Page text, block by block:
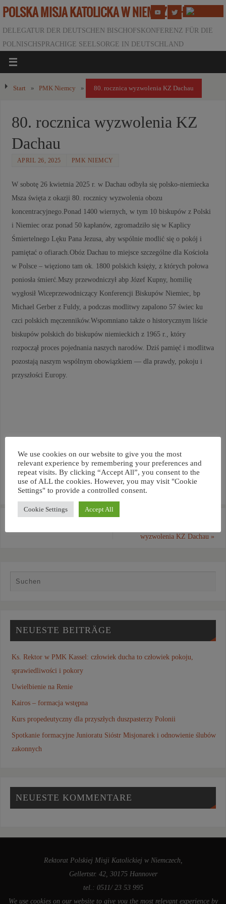
POLSKA MISJA KATOLICKA W NIEMCZECH
DELEGATUR DER DEUTSCHEN BISCHOFSKONFERENZ FÜR DIE
POLNISCHSPRACHIGE SEELSORGE IN DEUTSCHLAND
Start » PMK Niemcy » 80. rocznica wyzwolenia KZ Dachau
80. rocznica wyzwolenia KZ
Dachau
APRIL 26, 2025 PMK NIEMCY
W sobotę 26 kwietnia 2025 r. w Dachau odbyła się polsko-niemiecka
Msza święta z okazji 80. rocznicy wyzwolenia obozu
koncentracyjnego.Ponad 1400 wiernych, w tym 10 biskupów z Polski
i Niemiec oraz ponad 50 kapłanów, zgromadziło się w Kaplicy
Śmiertelnego Lęku Pana Jezusa, aby wspólnie modlić się o pokój i
pamiętać o ofiarach.Obóz Dachau to miejsce szczególne dla Kościoła
w Polsce – więziono tam ok. 1800 polskich księży, z których połowa
poniosła śmierć.Mszy przewodniczył abp Józef Kupny, homilię
wygłosił Wiceprzewodniczący Konferencji Biskupów Niemiec, bp
Michael Gerber z Fuldy, a podczas modlitwy zapalono 57 świec ku
czci polskich męczenników.Wspomniano także o historycznym liście
biskupów polskich do biskupów niemieckich z 1965 r., który
rozpoczął proces pojednania naszych narodów. Dziś pamięć i modlitwa
pozostają naszym wspólnym obowiązkiem — dla prawdy, pokoju i
przyszłości Europy.
Klerycy z Krakowa odwiedzili
wyzwolenia KZ Dachau »
NEUESTE BEITRÄGE
Ks. Rektor w PMK Kassel: człowiek ducha to człowiek pokoju,
sprawiedliwości i pokory
Uwielbienie na Renie
Kairos – formacja wstępna
Kurs propedeutyczny dla przyszłych duszpasterzy Polonii
Spotkanie formacyjne Junioratu Sióstr Misjonarek i odnowienie ślubów
zakonnych
NEUESTE KOMMENTARE
Rektorat Polskiej Misji Katolickiej w Niemczech,
Gellertstr. 42, 30175 Hannover
tel.: 0511/ 23 53 995
We use cookies on our website to give you the most relevant experience by
We use cookies on our website to give you the most
relevant experience by remembering your preferences and
repeat visits. By clicking “Accept All”, you consent to the
use of ALL the cookies. However, you may visit "Cookie
Settings" to provide a controlled consent.
Cookie Settings Accept All